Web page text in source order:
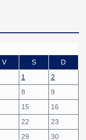
V S
D
1
2
8
9
15
16
22
23
29
30